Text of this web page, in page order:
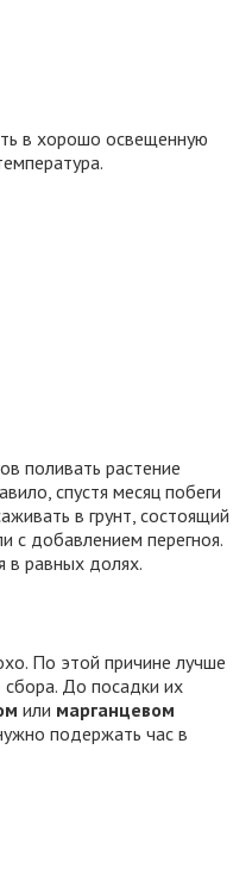
в хорошо освещенную
поливать растение
спустя месяц побеги
в грунт, состоящий
с добавлением перегноя.
в равных долях.
По этой причине лучше
сбора. До посадки их
или марганцевом
подержать час в